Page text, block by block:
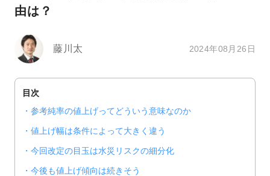
由は？
藤川太 2024年08月26日
目次
参考純率の値上げってどういう意味なのか
値上げ幅は条件によって大きく違う
今回改定の目玉は水災リスクの細分化
今後も値上げ傾向は続きそう